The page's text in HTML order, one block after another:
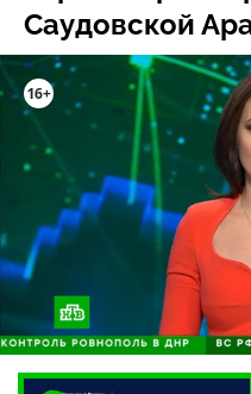
Саудовской
/
16+